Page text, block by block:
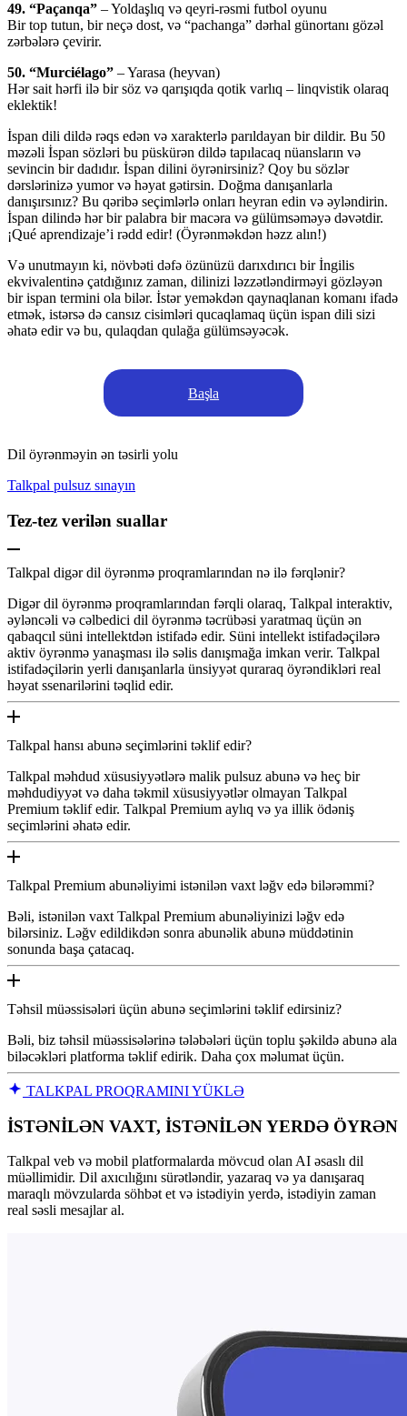
49. “Paçanqa” – Yoldaşlıq və qeyri-rəsmi futbol oyunu
Bir top tutun, bir neçə dost, və “pachanga” dərhal günortanı gözəl
zərbələrə çevirir.
50. “Murciélago” – Yarasa (heyvan)
Hər sait hərfi ilə bir söz və qarışıqda qotik varlıq – linqvistik olaraq
eklektik!
İspan dili dildə rəqs edən və xarakterlə parıldayan bir dildir. Bu 50
məzəli İspan sözləri bu püskürən dildə tapılacaq nüansların və
sevincin bir dadıdır. İspan dilini öyrənirsiniz? Qoy bu sözlər
dərslərinizə yumor və həyat gətirsin. Doğma danışanlarla
danışırsınız? Bu qəribə seçimlərlə onları heyran edin və əyləndirin.
İspan dilində hər bir palabra bir macəra və gülümsəməyə dəvətdir.
¡Qué aprendizaje’i rədd edir! (Öyrənməkdən həzz alın!)
Və unutmayın ki, növbəti dəfə özünüzü darıxdırıcı bir İngilis
ekvivalentinə çatdığınız zaman, dilinizi ləzzətləndirməyi gözləyən
bir ispan termini ola bilər. İstər yeməkdən qaynaqlanan komanı ifadə
etmək, istərsə də cansız cisimləri qucaqlamaq üçün ispan dili sizi
əhatə edir və bu, qulaqdan qulağa gülümsəyəcək.
Başla
Dil öyrənməyin ən təsirli yolu
Talkpal pulsuz sınayın
Tez-tez verilən suallar
Talkpal digər dil öyrənmə proqramlarından nə ilə fərqlənir?
Digər dil öyrənmə proqramlarından fərqli olaraq, Talkpal interaktiv,
əyləncəli və cəlbedici dil öyrənmə təcrübəsi yaratmaq üçün ən
qabaqcıl süni intellektdən istifadə edir. Süni intellekt istifadəçilərə
aktiv öyrənmə yanaşması ilə səlis danışmağa imkan verir. Talkpal
istifadəçilərin yerli danışanlarla ünsiyyət quraraq öyrəndikləri real
həyat ssenarilərini təqlid edir.
Talkpal hansı abunə seçimlərini təklif edir?
Talkpal məhdud xüsusiyyətlərə malik pulsuz abunə və heç bir
məhdudiyyət və daha təkmil xüsusiyyətlər olmayan Talkpal
Premium təklif edir. Talkpal Premium aylıq və ya illik ödəniş
seçimlərini əhatə edir.
Talkpal Premium abunəliyimi istənilən vaxt ləğv edə bilərəmmi?
Bəli, istənilən vaxt Talkpal Premium abunəliyinizi ləğv edə
bilərsiniz. Ləğv edildikdən sonra abunəlik abunə müddətinin
sonunda başa çatacaq.
Təhsil müəssisələri üçün abunə seçimlərini təklif edirsiniz?
Bəli, biz təhsil müəssisələrinə tələbələri üçün toplu şəkildə abunə ala
biləcəkləri platforma təklif edirik. Daha çox məlumat üçün.
TALKPAL PROQRAMINI YÜKLƏ
İSTƏNİLƏN VAXT, İSTƏNİLƏN YERDƏ ÖYRƏN
Talkpal veb və mobil platformalarda mövcud olan AI əsaslı dil
müəllimidir. Dil axıcılığını sürətləndir, yazaraq və ya danışaraq
maraqlı mövzularda söhbət et və istədiyin yerdə, istədiyin zaman
real səsli mesajlar al.